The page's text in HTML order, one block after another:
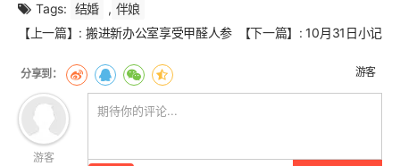
Tags: 结婚 , 伴娘
文
翻
页
【上一篇】: 搬进新办公室享受甲醛人参 【下一篇】:10月31日小记
游客
游客